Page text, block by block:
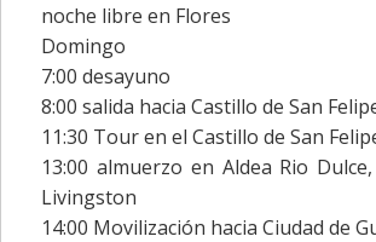
noche libre en Flores
Domingo
7:00 desayuno
8:00 salida hacia Castillo de San
11:30 Tour en el Castillo de San
13:00 almuerzo en Aldea Rio
Livingston
14:00 Movilización hacia Ciudad de